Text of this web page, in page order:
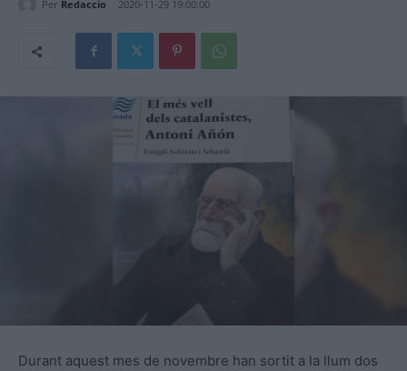
Per Redaccio 2020-11-29 19:00:00
Durant aquest mes de novembre han sortit a la llum dos